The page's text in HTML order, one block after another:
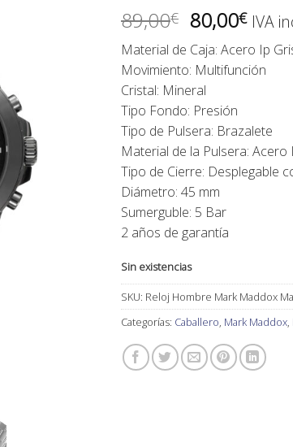
89,00€ El
precio
original
era:
89,00€.
80,00€El
precio
es:
IVA
Material de Caja: Acero Ip
Movimiento: Multifunción
Cristal: Mineral
Tipo Fondo: Presión
Tipo de Pulsera: Brazalete
Material de la Pulsera: Acero
Tipo de Cierre: Desplegable
Diámetro: 45 mm
Sumerguble: 5 Bar
2 años de garantía
Sin existencias
SKU: Reloj Hombre Mark Maddox
Categorías: Caballero Mark Maddox